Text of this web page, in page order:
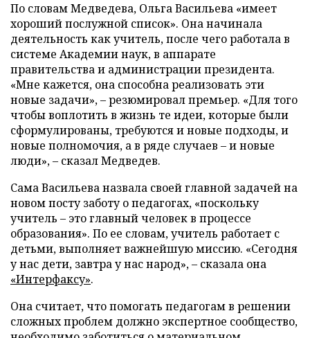
По словам Медведева, Ольга Васильева «имеет
хороший послужной список». Она начинала
деятельность как учитель, после чего работала в
системе Академии наук, в аппарате
правительства и администрации президента.
«Мне кажется, она способна реализовать эти
новые задачи», – резюмировал премьер. «Для того
чтобы воплотить в жизнь те идеи, которые были
сформулированы, требуются и новые подходы, и
новые полномочия, а в ряде случаев – и новые
люди», – сказал Медведев.
Сама Васильева назвала своей главной задачей на
новом посту заботу о педагогах, «поскольку
учитель – это главный человек в процессе
образования». По ее словам, учитель работает с
детьми, выполняет важнейшую миссию. «Сегодня
у нас дети, завтра у нас народ», – сказала она
«Интерфаксу».
Она считает, что помогать педагогам в решении
сложных проблем должно экспертное сообщество,